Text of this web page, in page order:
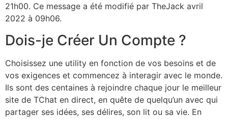
21h00. Ce message a été modifié par TheJack avril
2022 à 09h06.
Dois-je Créer Un Compte ?
Choisissez une utility en fonction de vos besoins et de
vos exigences et commencez à interagir avec le monde.
Ils sont des centaines à rejoindre chaque jour le meilleur
site de TChat en direct, en quête de quelqu’un avec qui
partager ses idées, ses délires, son lit ou sa vie. En